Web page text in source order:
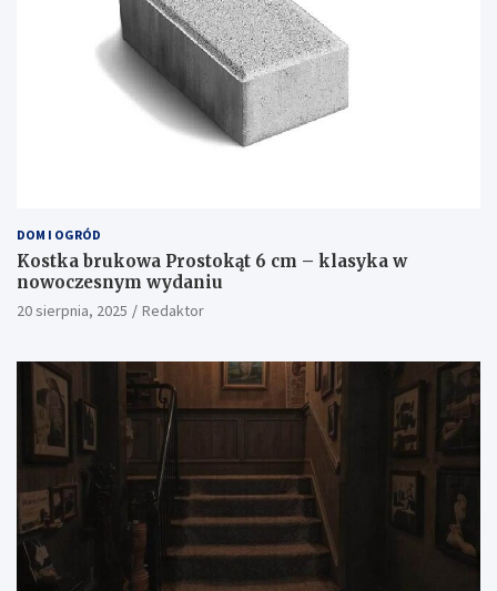
DOM I OGRÓD
Kostka brukowa Prostokąt 6 cm – klasyka w
nowoczesnym wydaniu
20 sierpnia, 2025 Redaktor